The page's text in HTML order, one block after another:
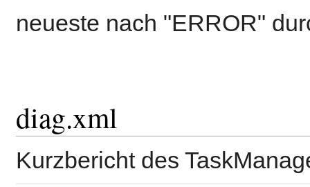
neueste nach "ERROR"
diag.xml
Kurzbericht des